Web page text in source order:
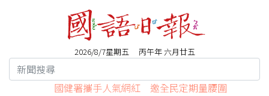
2026/8/7星期五 丙午年 六月廿五
國健署攜手人氣網紅 邀全民定期量腰圍